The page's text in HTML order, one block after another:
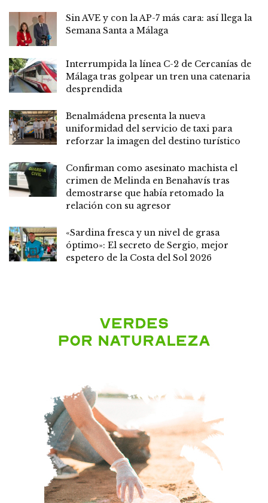
Sin AVE y con la AP-7 más cara: así llega la
Semana Santa a Málaga
Interrumpida la línea C-2 de Cercanías de
Málaga tras golpear un tren una catenaria
desprendida
Benalmádena presenta la nueva
uniformidad del servicio de taxi para
reforzar la imagen del destino turístico
Confirman como asesinato machista el
crimen de Melinda en Benahavís tras
demostrarse que había retomado la
relación con su agresor
«Sardina fresca y un nivel de grasa
óptimo»: El secreto de Sergio, mejor
espetero de la Costa del Sol 2026